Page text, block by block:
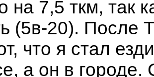
на 7,5 ткм, так
(5в-20). После
что я стал
а он в городе.